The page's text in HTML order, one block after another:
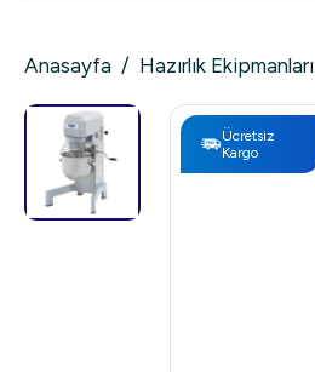
Anasayfa / Hazırlık Ekipmanları
Ücretsiz
Kargo